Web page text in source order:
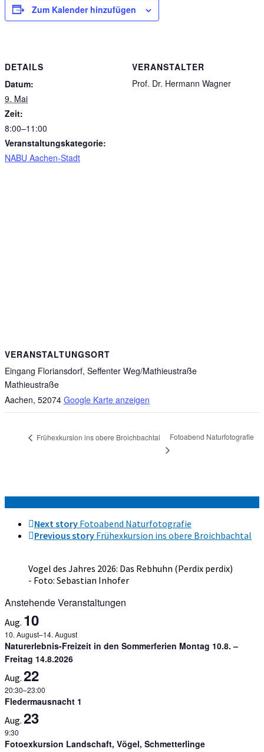
Zum Kalender hinzufügen
DETAILS
Datum:
9. Mai
Zeit:
8:00–11:00
Veranstaltungskategorie:
NABU Aachen-Stadt
VERANSTALTER
Prof. Dr. Hermann Wagner
VERANSTALTUNGSORT
Eingang Floriansdorf, Seffenter Weg/Mathieustraße
Mathieustraße
Aachen, 52074 Google Karte anzeigen
Frühexkursion ins obere Broichbachtal Fotoabend Naturfotografie
Next story Fotoabend Naturfotografie
Previous story Frühexkursion ins obere Broichbachtal
Vogel des Jahres 2026: Das Rebhuhn (Perdix perdix)
- Foto: Sebastian Inhofer
Anstehende Veranstaltungen
Aug. 10
10. August–14. August
Naturerlebnis-Freizeit in den Sommerferien Montag 10.8. –
Freitag 14.8.2026
Aug. 22
20:30–23:00
Fledermausnacht 1
Aug. 23
9:30
Fotoexkursion Landschaft, Vögel, Schmetterlinge